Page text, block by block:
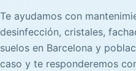
Te ayudamos con
desinfección, cristales,
suelos en Barcelona y
caso y te responderemos